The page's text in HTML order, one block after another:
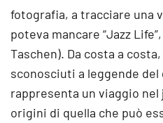
fotografia, a tracciare una
poteva mancare “Jazz
Taschen). Da costa a
sconosciuti a leggende
rappresenta un viaggio nel
origini di quella che può